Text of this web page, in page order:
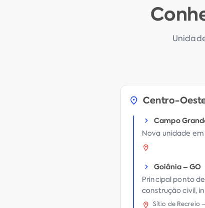
Centro-
Campo
Nova unidade
Goiânia–GO
Principal ponto
construção civil,
Sítio de Recreio